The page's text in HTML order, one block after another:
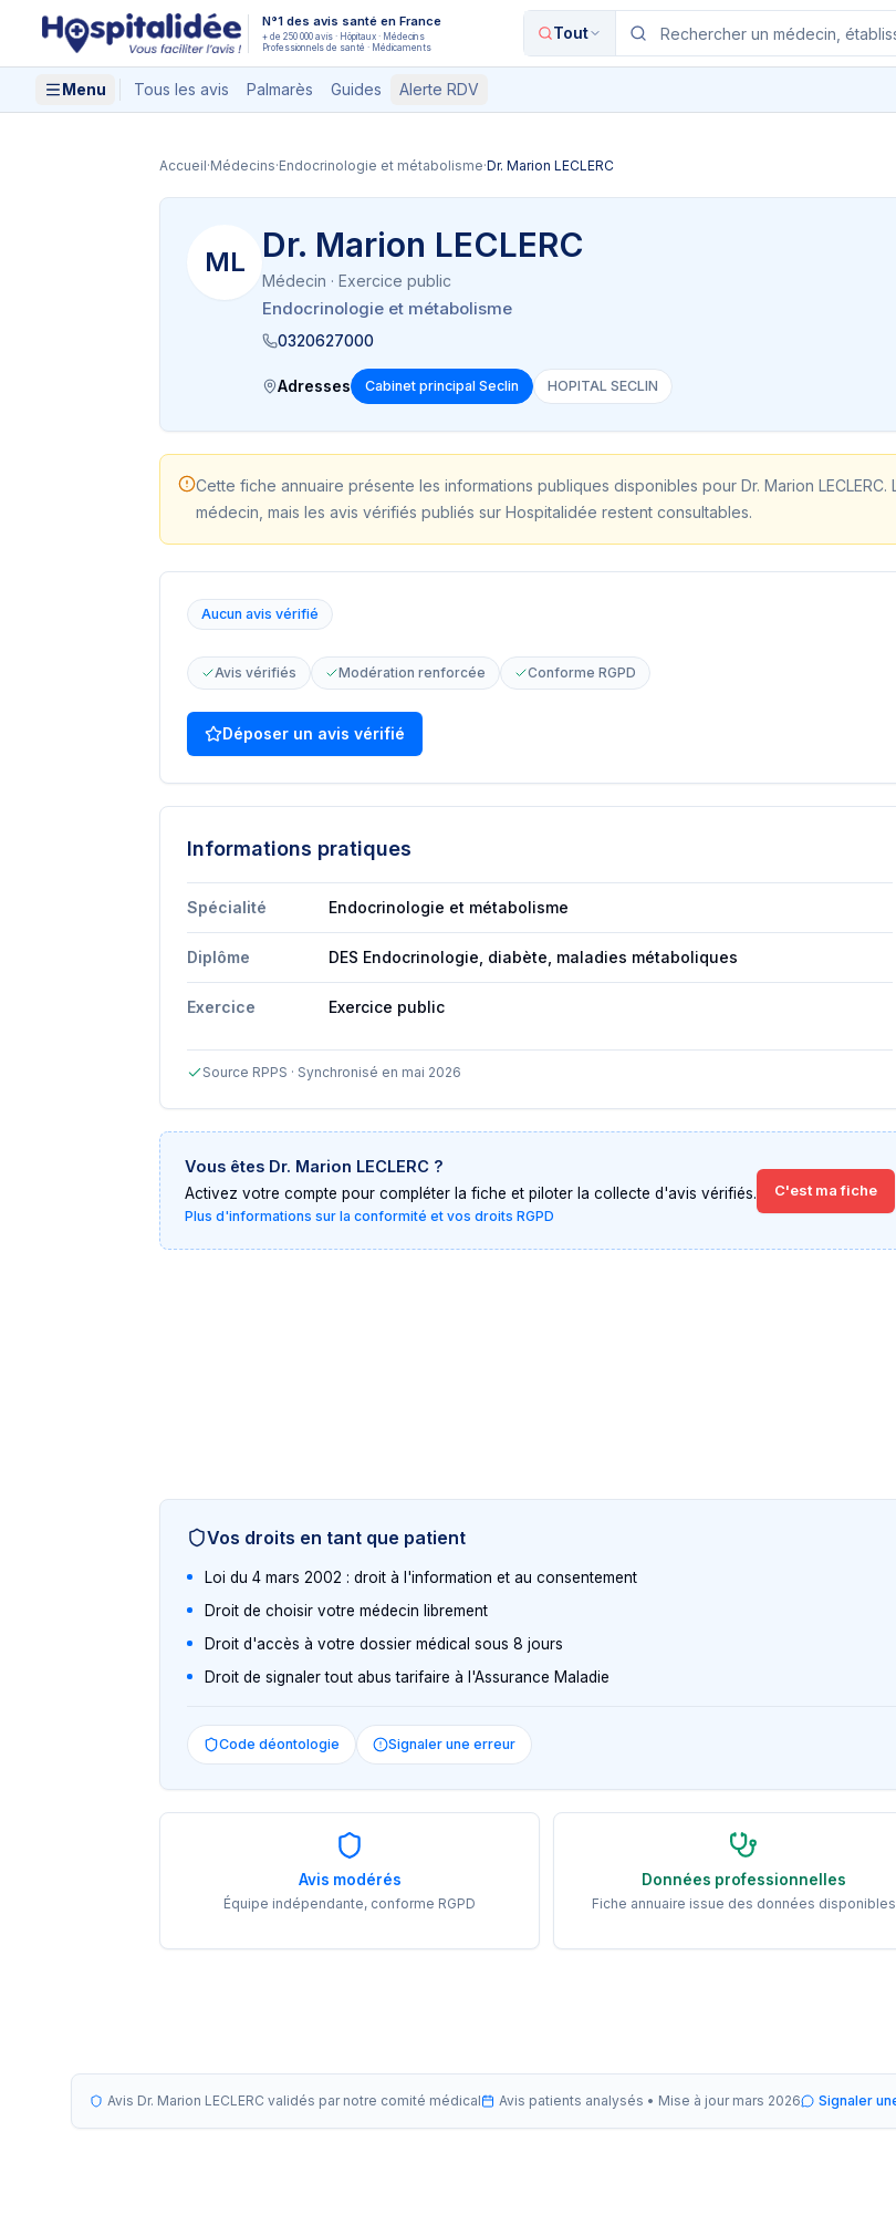
Aller au contenu principal N°1 des avis santé en France
+ de 250 000 avis · Hôpitaux · Médecins
Professionnels de santé · Médicaments
Tout
Menu Tous les avis Palmarès Guides Alerte RDV
Accueil·Médecins·Endocrinologie et métabolisme·Dr. Marion LECLERC
ML Dr. Marion LECLERC
Médecin · Exercice public
Endocrinologie et métabolisme
0320627000
Adresses Cabinet principal Seclin HOPITAL SECLIN
Cette fiche annuaire présente les informations publiques disponibles pour Dr. Marion LECLERC.
médecin, mais les avis vérifiés publiés sur Hospitalidée restent consultables.
Aucun avis vérifié
Avis vérifiés Modération renforcée Conforme RGPD
Déposer un avis vérifié
Informations pratiques
Spécialité Endocrinologie et métabolisme
Diplôme DES Endocrinologie, diabète, maladies métaboliques
Exercice Exercice public
Source RPPS · Synchronisé en mai 2026
Vous êtes Dr. Marion LECLERC ?
Activez votre compte pour compléter la fiche et piloter la collecte d'avis vérifiés.
Plus d'informations sur la conformité et vos droits RGPD
C'est ma fiche
Vos droits en tant que patient
Loi du 4 mars 2002 : droit à l'information et au consentement
Droit de choisir votre médecin librement
Droit d'accès à votre dossier médical sous 8 jours
Droit de signaler tout abus tarifaire à l'Assurance Maladie
Code déontologie Signaler une erreur
Avis modérés
Équipe indépendante, conforme RGPD
Données professionnelles
Fiche annuaire issue des données disponibles
Avis Dr. Marion LECLERC validés par notre comité médical Avis patients analysés • Mise à jour mars 2026 Signaler